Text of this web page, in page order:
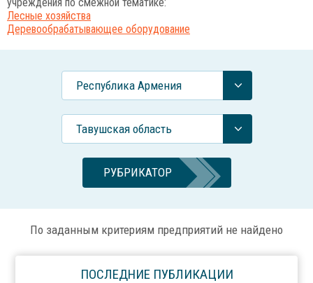
Лесные хозяйства
Деревообрабатывающее оборудование
Республика Армения
Тавушская область
РУБРИКАТОР
По заданным критериям предприятий не найдено
ПОСЛЕДНИЕ ПУБЛИКАЦИИ